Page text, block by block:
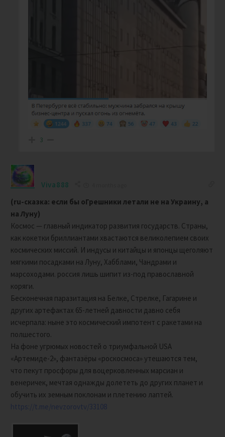
3
Viva888
(ru-сказка: если бы оГрешники летали не на Украину, а
на Луну)
Космос — главный индикатор развития государств. Страны,
как кокетки бриллиантами хвастаются великолепием своих
космических миссий. И индусы и китайцы и японцы щеголяют
мягкими посадками на Луну, Хабблами, Чандрами и
марсоходами. россия лишь шипит из-под православной
коряги.
Бесконечная паразитация на Белке, Стрелке, Гагарине и
других артефактах 65-летней давности давно себя
исчерпала: ныне это космический импотент с ракетами на
полшестого.
На фоне угрюмых новостей о триумфальной USA
«Артемиде-2», фантазёры «роскосмоса» утешаются тем,
что пекут просфоры для воцерковленных марсиан и
венеричек, мечтая однажды долететь до других планет и
обучить их земным поклонам и плетению лаптей.
https://t.me/nevzorovtv/33108